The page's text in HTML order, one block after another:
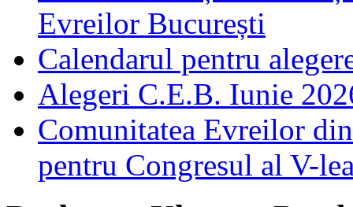
Evreilor București
Calendarul pentru
Alegeri C.E.B. Iunie
Comunitatea Evreilor
pentru Congresul al V-